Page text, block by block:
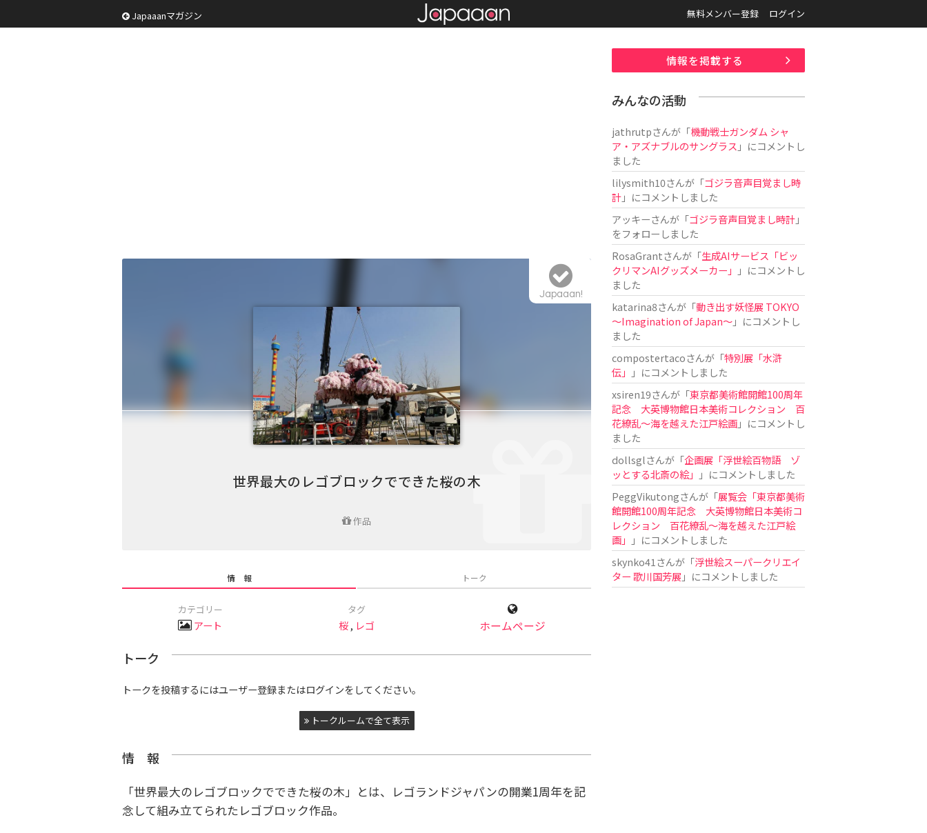
Japaaanマガジン 無料メンバー登録 ログイン
世界最大のレゴブロックでできた桜の木
作品
Japaaan!
情 報 トーク
カテゴリー
アート
タグ
桜, レゴ ホームページ
トーク
トークを投稿するにはユーザー登録またはログインをしてください。
トークルームで全て表示
情 報
「世界最大のレゴブロックでできた桜の木」とは、レゴランドジャパンの開業1周年を記
念して組み立てられたレゴブロック作品。
情報を掲載する
みんなの活動
jathrutpさんが「機動戦士ガンダム シャ
ア・アズナブルのサングラス 」にコメントし
ました
lilysmith10さんが「ゴジラ音声目覚まし時
計」にコメントしました
アッキーさんが「ゴジラ音声目覚まし時計」
をフォローしました
RosaGrantさんが「生成AIサービス「ビッ
クリマンAIグッズメーカー」
」にコメントし
ました
katarina8さんが「動き出す妖怪展 TOKYO
〜Imagination of Japan〜」にコメントし
ました
compostertacoさんが「特別展「水滸
伝」
」にコメントしました
xsiren19さんが「東京都美術館開館100周年
記念 大英博物館日本美術コレクション 百
花繚乱～海を越えた江戸絵画」にコメントし
ました
dollsglさんが「企画展「浮世絵百物語 ゾ
ッとする北斎の絵」
」にコメントしました
PeggVikutongさんが「展覧会「東京都美術
館開館100周年記念 大英博物館日本美術コ
レクション 百花繚乱〜海を越えた江戸絵
画」
」にコメントしました
skynko41 さんが「浮世絵スーパークリエイ
ター 歌川国芳展 」にコメントしました